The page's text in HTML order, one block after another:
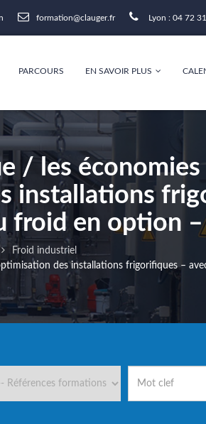
formation@clauger.fr Lyon : 04 72
PARCOURS EN SAVOIR PLUS
/ les économies
installations
froid en option –
Froid industriel
des installations frigorifiques –